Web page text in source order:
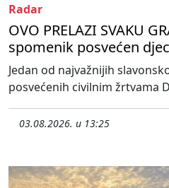
Radar
OVO PRELAZI SVAKU
spomenik posvećen
Jedan od najvažnijih
posvećenih civilnim žrtvama
03.08.2026. u 13:25